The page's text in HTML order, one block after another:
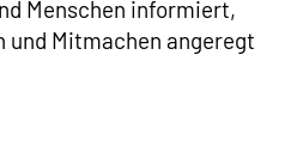
Menschen informiert,
und Mitmachen angeregt